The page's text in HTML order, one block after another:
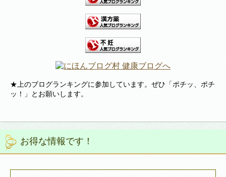
★上のブログランキングに参加しています。ぜひ「ポチッ、ポチ
ッ！」とお願いします。
お得な情報です！